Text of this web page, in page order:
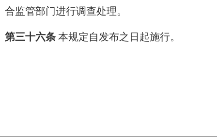
合监管部门进行调查处理。
第三十六条 本规定自发布之日起施行。